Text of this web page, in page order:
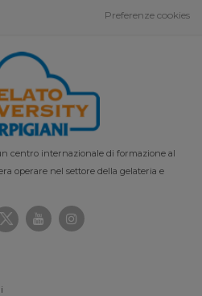
Preferenze cookies
centro internazionale di formazione al
operare nel settore della gelateria e